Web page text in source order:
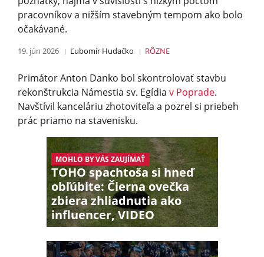
pracovníkov a nižším stavebným tempom ako bolo
očakávané.
19. jún 2026 Ľubomír Hudačko RÔZNE
Primátor Anton Danko bol skontrolovať stavbu
rekonštrukcia Námestia sv. Egídia v Poprade.
Navštívil kanceláriu zhotoviteľa a pozrel si priebeh
prác priamo na stavenisku.
MOHLO BY VÁS ZAUJÍMAŤ
TOHO spachtoša si hneď
obľúbite: Čierna ovečka
zbiera zhliadnutia ako
influencer, VIDEO